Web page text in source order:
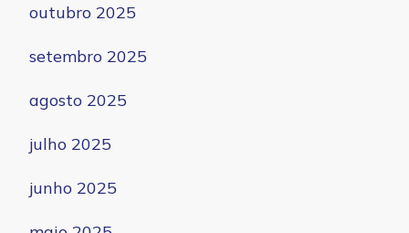
outubro 2025
setembro 2025
agosto 2025
julho 2025
junho 2025